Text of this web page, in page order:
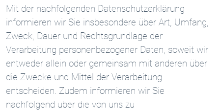
Mit der nachfolgenden Datenschutzerklärung
informieren wir Sie insbesondere über Art, Umfang,
Zweck, Dauer und Rechtsgrundlage der
Verarbeitung personenbezogener Daten, soweit wir
entweder allein oder gemeinsam mit anderen über
die Zwecke und Mittel der Verarbeitung
entscheiden. Zudem informieren wir Sie
nachfolgend über die von uns zu